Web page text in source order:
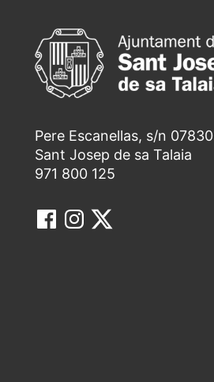
Pere Escanellas, s/n 07830
Sant Josep de sa Talaia
971 800 125